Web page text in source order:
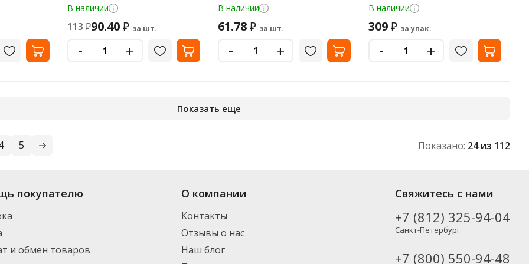
'носорог'
В наличии
113₽90.40₽ за шт.
- +
листов
В наличии
61.78₽ за шт.
- +
30 листов, в диспенсере
В наличии
309₽ за упак.
- +
Показать еще
5 Показано: 24из 112
магазина «Офисная Служба» большой выбор: в наличии более 112 видов от популярных производителей, включая новинки. Вы можете
заказа. Доставим по Санкт-Петербургу (от 3000 рублей - бесплатно), а также в Москву и другие регионы России – партнерской
заказ 1500 руб.
покупателю
и обмен товаров
О компании
Контакты
Отзывы о нас
Наш блог
Свяжитесь с нами
+7 (812) 325-94-04
Санкт-Петербург
+7 (800) 550-94-48